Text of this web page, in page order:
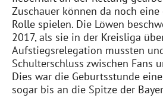
Zuschauer können da noch
Rolle spielen. Die Löwen
2017, als sie in der Kreisliga
Aufstiegsrelegation mussten
Schulterschluss zwischen Fans
Dies war die Geburtsstunde
sogar bis an die Spitze der